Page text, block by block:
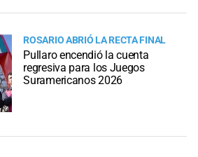
ROSARIO ABRIÓ LA RECTA FINAL
Pullaro encendió la cuenta
regresiva para los Juegos
Suramericanos 2026